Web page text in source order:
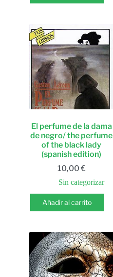
El perfume de la dama
de negro/ the perfume
of the black lady
(spanish edition)
10,00 €
Sin categorizar
Añadir al carrito